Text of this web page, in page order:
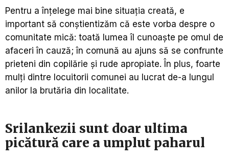
Pentru a înţelege mai bine situația creată, e
important să conştientizăm că este vorba despre o
comunitate mică: toată lumea îl cunoaşte pe omul de
afaceri în cauză; în comună au ajuns să se confrunte
prieteni din copilărie şi rude apropiate. În plus, foarte
mulţi dintre locuitorii comunei au lucrat de-a lungul
anilor la brutăria din localitate.
Srilankezii sunt doar ultima
picătură care a umplut paharul